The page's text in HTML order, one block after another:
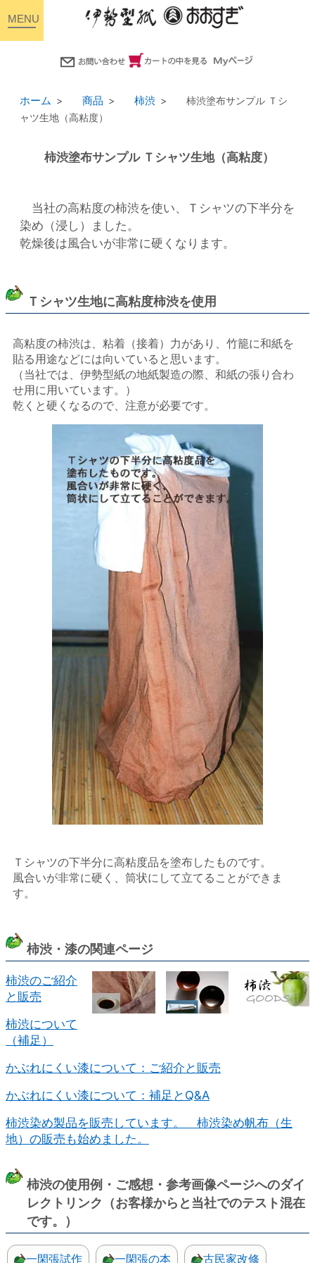
ホーム 商品 柿渋
柿渋塗布サンプル Ｔシ
ャツ生地（高粘度）
柿渋塗布サンプル Ｔシャツ生地（高粘度）
当社の高粘度の柿渋を使い、Ｔシャツの下半分を
染め（浸し）ました。
乾燥後は風合いが非常に硬くなります。
Ｔシャツ生地に高粘度柿渋を使用
高粘度の柿渋は、粘着（接着）力があり、竹籠に和紙を
貼る用途などには向いていると思います。
（当社では、伊勢型紙の地紙製造の際、和紙の張り合わ
せ用に用いています。）
乾くと硬くなるので、注意が必要です。
Ｔシャツの下半分に高粘度品を塗布したものです。
風合いが非常に硬く、筒状にして立てることができま
す。
柿渋・漆の関連ページ
柿渋のご紹介
と販売
柿渋について
（補足）
かぶれにくい漆について：ご紹介と販売
かぶれにくい漆について：補足とQ&A
柿渋染め製品を販売しています。 柿渋染め帆布（生
地）の販売も始めました。
柿渋の使用例・ご感想・参考画像ページへのダイ
レクトリンク（お客様からと当社でのテスト混在
です。）
一閑張試作 一閑張の本 古民家改修
toggle
navigation